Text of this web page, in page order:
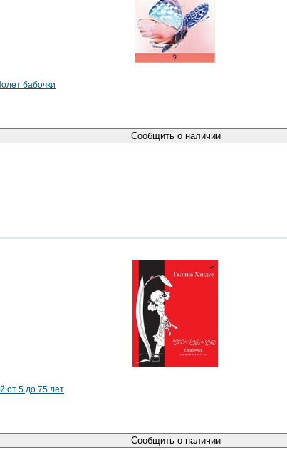
бабочки
Сообщить о наличии
от 5 до 75 лет
Сообщить о наличии